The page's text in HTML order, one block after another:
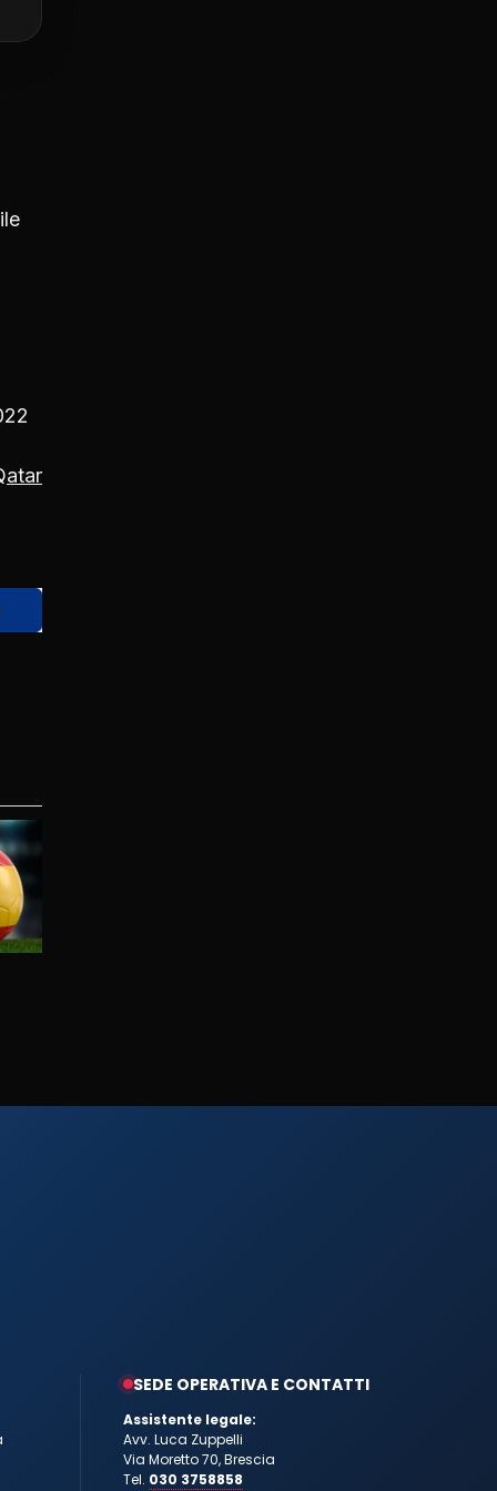
SEDE OPERATIVA E CONTATTI
Assistente legale:
Avv. Luca Zuppelli
Via Moretto 70, Brescia
Tel. 030 3758858